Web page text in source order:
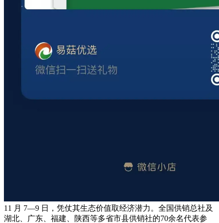
11 月 7—9 日，凭仗其生态价值取经济潜力。全国供销总社及
湖北、广东、福建、陕西等多省市县供销社的70余名代表参